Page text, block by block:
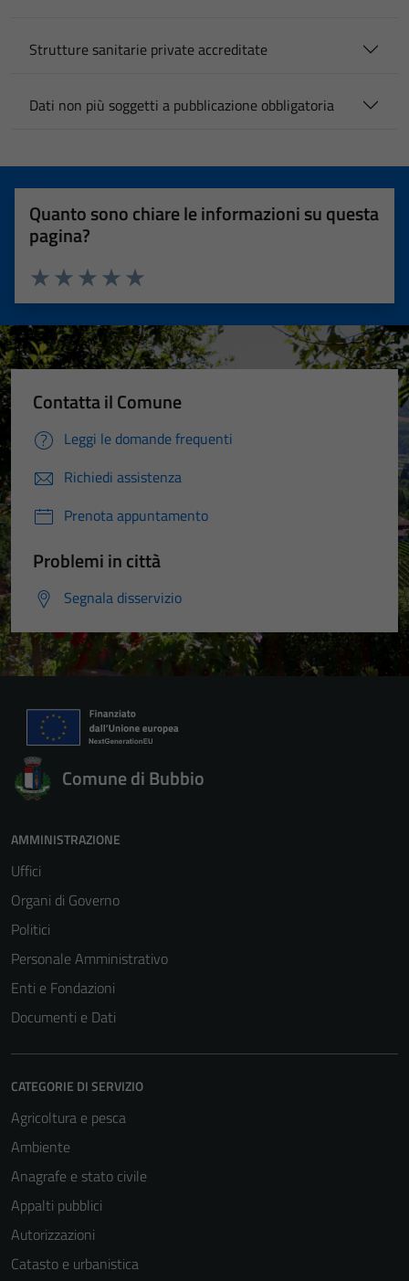
Strutture sanitarie private accreditate
Dati non più soggetti a pubblicazione obbligatoria
Quanto sono chiare le informazioni su questa
pagina?
Valuta 5 stelle su 5
Valuta 4 stelle su 5
Valuta 3 stelle su 5
Valuta 2 stelle su 5
Valuta 1 stelle su 5
Contatta il Comune
Leggi le domande frequenti
Richiedi assistenza
Prenota appuntamento
Problemi in città
Segnala disservizio
Comune di Bubbio
AMMINISTRAZIONE
Uffici
Organi di Governo
Politici
Personale Amministrativo
Enti e Fondazioni
Documenti e Dati
CATEGORIE DI SERVIZIO
Agricoltura e pesca
Ambiente
Anagrafe e stato civile
Appalti pubblici
Autorizzazioni
Catasto e urbanistica